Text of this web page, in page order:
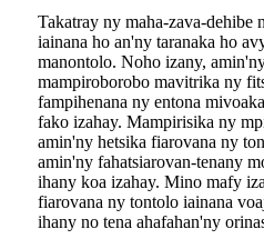
Takatray ny maha-zava-dehibe
iainana ho an'ny taranaka ho
manontolo. Noho izany,
mampiroborobo mavitrika ny
fampihenana ny entona
fako izahay. Mampirisika ny
amin'ny hetsika fiarovana ny
amin'ny fahatsiarovan-tenany
ihany koa izahay. Mino mafy
fiarovana ny tontolo iainana
ihany no tena ahafahan'ny